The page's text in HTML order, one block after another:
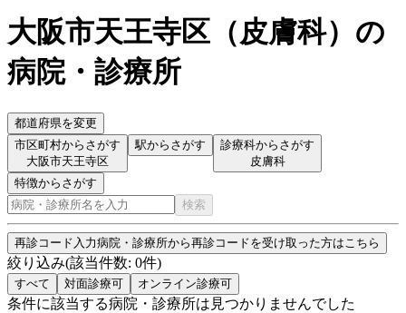
大阪市天王寺区 （皮膚科） の
病院・診療所
都道府県を変更
市区町村からさがす
大阪市天王寺区
駅からさがす
診療科からさがす
皮膚科
特徴からさがす
検索
再診コード入力病院・診療所から再診コードを受け取った方はこちら
絞り込み(該当件数: 0件)
すべて 対面診療可 オンライン診療可
条件に該当する病院・診療所は見つかりませんでした